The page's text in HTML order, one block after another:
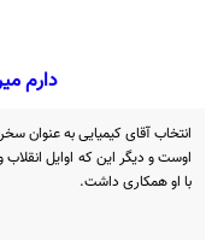
دارم
انتخاب آقای کیمیایی به
با او همکاری داشت.